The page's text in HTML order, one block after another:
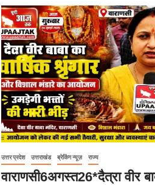
उत्तर प्रदेश उत्तराखंड ब्रेकिंग न्यूज़ राज्य
वाराणसी6अगस्त26*दैत्रा वीर